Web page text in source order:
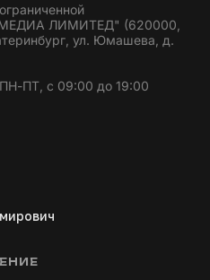
МЕДИА ЛИМИТЕД" (620000,
ул. Юмашева, д.
ПТ, с 09:00 до 19:00